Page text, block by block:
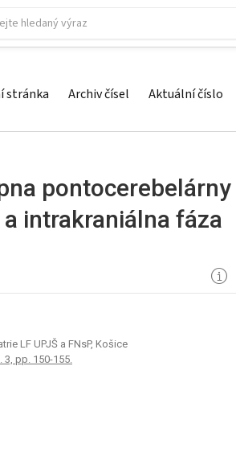
stránka Archiv čísel Aktuální číslo
pontocerebelárny
intrakraniálna fáza
LF UPJŠ a FNsP, Košice
3, pp. 150-155.